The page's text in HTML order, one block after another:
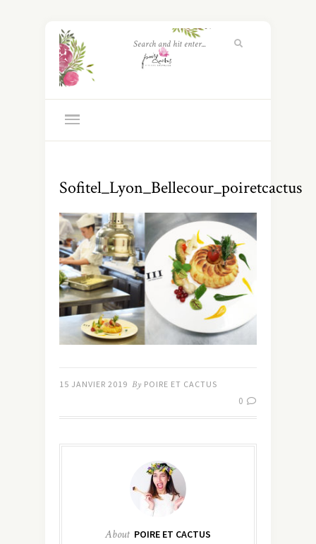
Sofitel_Lyon_Bellecour_poiretcactus
15 JANVIER 2019 By POIRE ET CACTUS
0
About POIRE ET CACTUS